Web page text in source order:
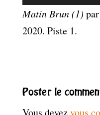
audio
Matin Brun (1)
2020. Piste 1.
Poster le
Vous devezvous